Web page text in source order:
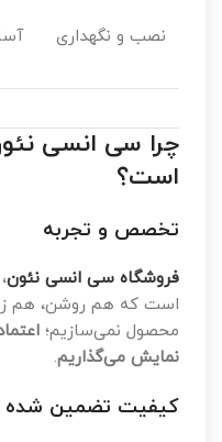
نصب و نگهداری
چرا سی انسی
است؟
تخصص و تجربه
فروشگاه سی انسی نئون
است که هم روشن، هم
محصول نمی‌سازیم؛
نمایش می‌گذاریم.
کیفیت تضمین شده